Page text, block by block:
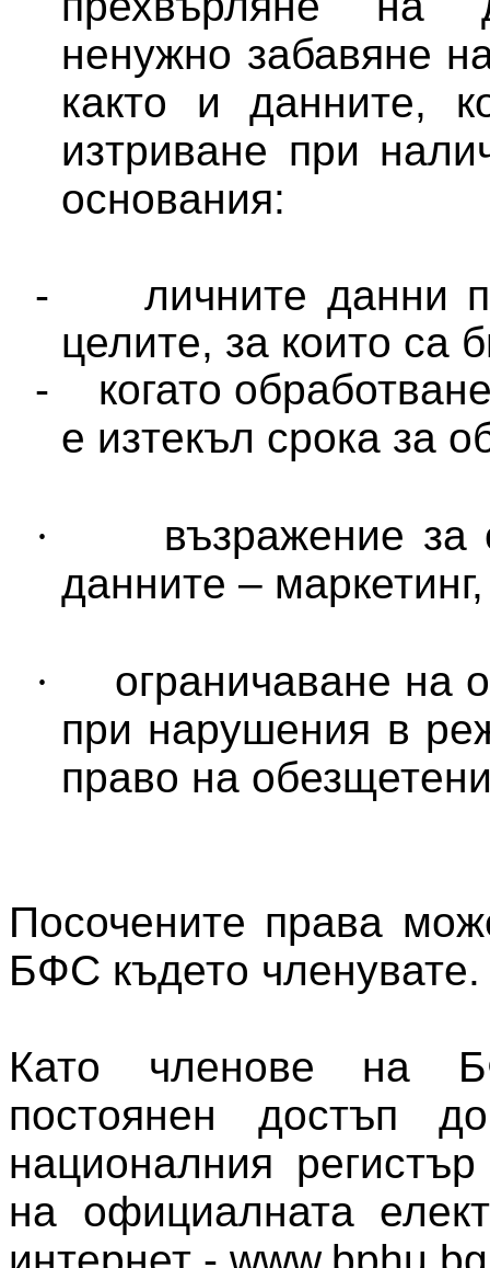
ненужно забавяне
както и данните,
изтриване при
основания:
-
личните данни
целите, за които са
-
когато
е изтекъл срока за
·
възражение за
данните –
·
ограничаване на
при нарушения в
право на
Посочените права
БФС където членувате.
Като членове на
постоянен достъп
националния
на официалната